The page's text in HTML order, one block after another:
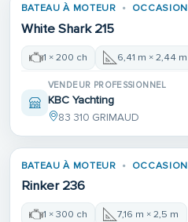
1ÈRE MAIN
BATEAU À MOTEUR OCCASION
White Shark 215
1 × 200 ch 6,41 m × 2,44 m
VENDEUR PROFESSIONNEL
KBC Yachting
83 310 GRIMAUD
BATEAU À MOTEUR OCCASION
Rinker 236
1 × 300 ch 7,16 m × 2,5 m